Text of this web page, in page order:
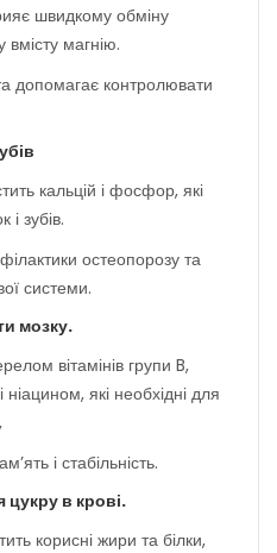
швидкому обміну
магнію.
допомагає контролювати
кальцій і фосфор, які
і зубів.
остеопорозу та
системи.
мозку.
вітамінів групи B,
які необхідні для
і стабільність.
цукру в крові.
корисні жири та білки,